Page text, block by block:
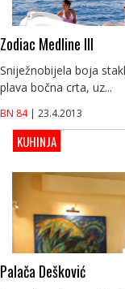
Zodiac Medline III
Sniježnobijela boja
plava bočna crta, uz...
BN 84 | 23.4.2013
KUHINJA
Palača Dešković